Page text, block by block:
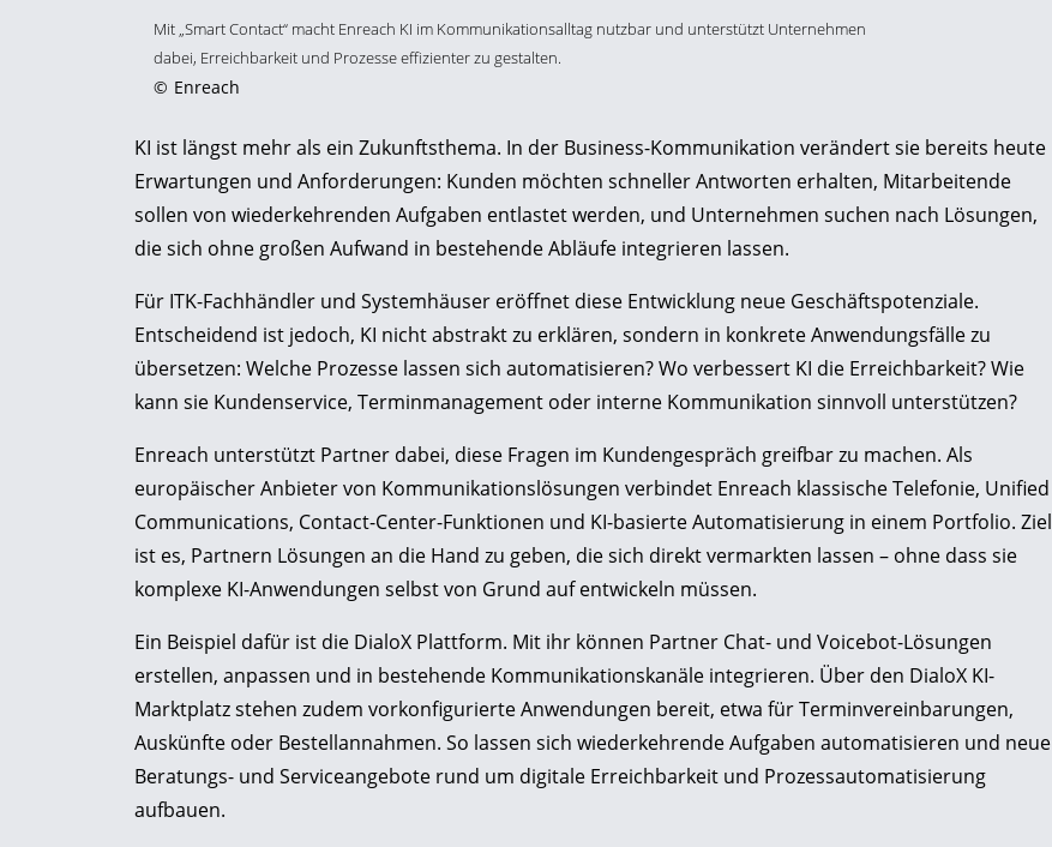
Mit „Smart Contact“ macht Enreach KI im Kommunikationsalltag nutzbar und unterstützt Unternehmen
dabei, Erreichbarkeit und Prozesse effizienter zu gestalten.
© Enreach
KI ist längst mehr als ein Zukunftsthema. In der Business-Kommunikation verändert sie bereits heute
Erwartungen und Anforderungen: Kunden möchten schneller Antworten erhalten, Mitarbeitende
sollen von wiederkehrenden Aufgaben entlastet werden, und Unternehmen suchen nach Lösungen,
die sich ohne großen Aufwand in bestehende Abläufe integrieren lassen.
Für ITK-Fachhändler und Systemhäuser eröffnet diese Entwicklung neue Geschäftspotenziale.
Entscheidend ist jedoch, KI nicht abstrakt zu erklären, sondern in konkrete Anwendungsfälle zu
übersetzen: Welche Prozesse lassen sich automatisieren? Wo verbessert KI die Erreichbarkeit? Wie
kann sie Kundenservice, Terminmanagement oder interne Kommunikation sinnvoll unterstützen?
Enreach unterstützt Partner dabei, diese Fragen im Kundengespräch greifbar zu machen. Als
europäischer Anbieter von Kommunikationslösungen verbindet Enreach klassische Telefonie, Unified
Communications, Contact-Center-Funktionen und KI-basierte Automatisierung in einem Portfolio. Ziel
ist es, Partnern Lösungen an die Hand zu geben, die sich direkt vermarkten lassen – ohne dass sie
komplexe KI-Anwendungen selbst von Grund auf entwickeln müssen.
Ein Beispiel dafür ist die DialoX Plattform. Mit ihr können Partner Chat- und Voicebot-Lösungen
erstellen, anpassen und in bestehende Kommunikationskanäle integrieren. Über den DialoX KI-
Marktplatz stehen zudem vorkonfigurierte Anwendungen bereit, etwa für Terminvereinbarungen,
Auskünfte oder Bestellannahmen. So lassen sich wiederkehrende Aufgaben automatisieren und neue
Beratungs- und Serviceangebote rund um digitale Erreichbarkeit und Prozessautomatisierung
aufbauen.